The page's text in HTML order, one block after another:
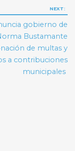
NEXT:
gobierno de
Bustamante
de multas y
a contribuciones
municipales